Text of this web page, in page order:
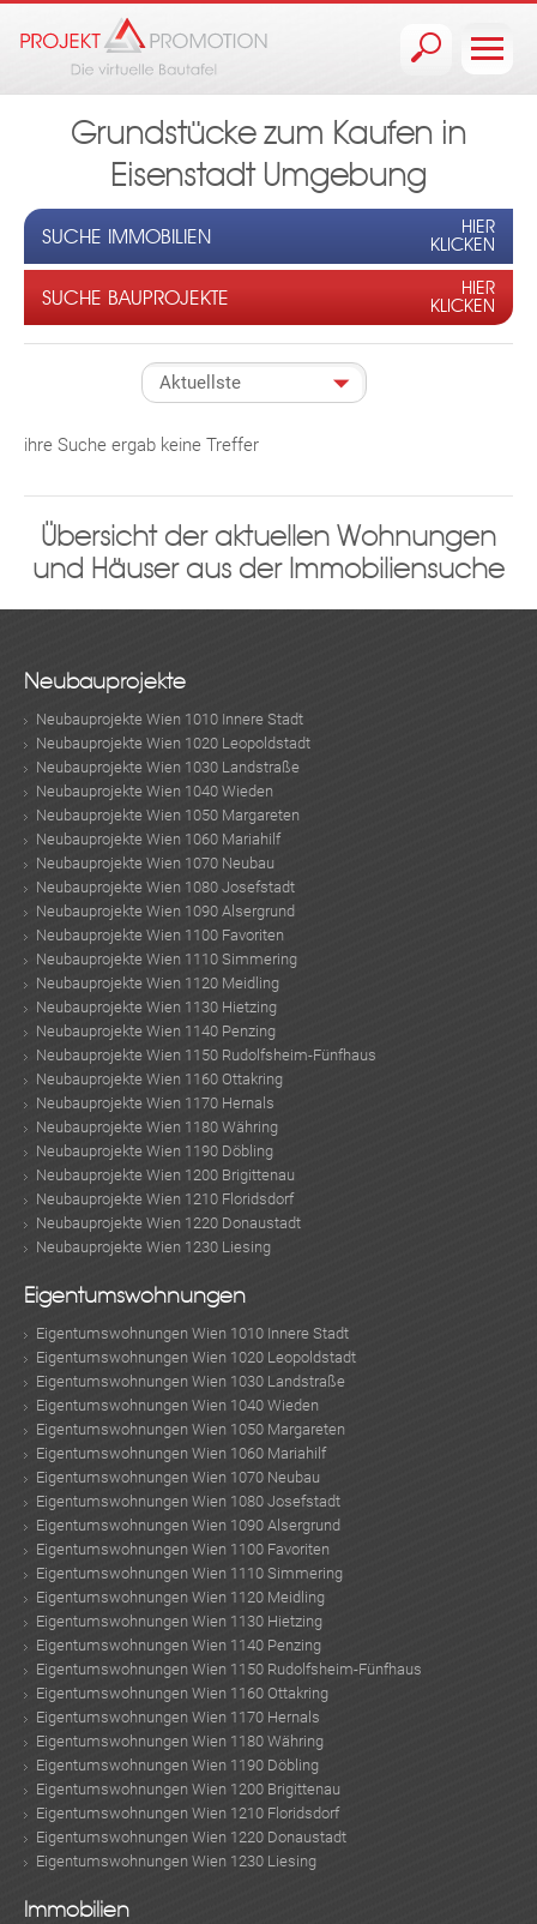
Grundstücke zum Kaufen in
Eisenstadt Umgebung
SUCHE IMMOBILIEN
HIER
KLICKEN
SUCHE BAUPROJEKTE
HIER
KLICKEN
ihre Suche ergab keine Treffer
Übersicht der aktuellen Wohnungen
und Häuser aus der Immobiliensuche
Neubauprojekte
Neubauprojekte Wien 1010 Innere Stadt
Neubauprojekte Wien 1020 Leopoldstadt
Neubauprojekte Wien 1030 Landstraße
Neubauprojekte Wien 1040 Wieden
Neubauprojekte Wien 1050 Margareten
Neubauprojekte Wien 1060 Mariahilf
Neubauprojekte Wien 1070 Neubau
Neubauprojekte Wien 1080 Josefstadt
Neubauprojekte Wien 1090 Alsergrund
Neubauprojekte Wien 1100 Favoriten
Neubauprojekte Wien 1110 Simmering
Neubauprojekte Wien 1120 Meidling
Neubauprojekte Wien 1130 Hietzing
Neubauprojekte Wien 1140 Penzing
Neubauprojekte Wien 1150 Rudolfsheim-Fünfhaus
Neubauprojekte Wien 1160 Ottakring
Neubauprojekte Wien 1170 Hernals
Neubauprojekte Wien 1180 Währing
Neubauprojekte Wien 1190 Döbling
Neubauprojekte Wien 1200 Brigittenau
Neubauprojekte Wien 1210 Floridsdorf
Neubauprojekte Wien 1220 Donaustadt
Neubauprojekte Wien 1230 Liesing
Eigentumswohnungen
Eigentumswohnungen Wien 1010 Innere Stadt
Eigentumswohnungen Wien 1020 Leopoldstadt
Eigentumswohnungen Wien 1030 Landstraße
Eigentumswohnungen Wien 1040 Wieden
Eigentumswohnungen Wien 1050 Margareten
Eigentumswohnungen Wien 1060 Mariahilf
Eigentumswohnungen Wien 1070 Neubau
Eigentumswohnungen Wien 1080 Josefstadt
Eigentumswohnungen Wien 1090 Alsergrund
Eigentumswohnungen Wien 1100 Favoriten
Eigentumswohnungen Wien 1110 Simmering
Eigentumswohnungen Wien 1120 Meidling
Eigentumswohnungen Wien 1130 Hietzing
Eigentumswohnungen Wien 1140 Penzing
Eigentumswohnungen Wien 1150 Rudolfsheim-Fünfhaus
Eigentumswohnungen Wien 1160 Ottakring
Eigentumswohnungen Wien 1170 Hernals
Eigentumswohnungen Wien 1180 Währing
Eigentumswohnungen Wien 1190 Döbling
Eigentumswohnungen Wien 1200 Brigittenau
Eigentumswohnungen Wien 1210 Floridsdorf
Eigentumswohnungen Wien 1220 Donaustadt
Eigentumswohnungen Wien 1230 Liesing
Immobilien